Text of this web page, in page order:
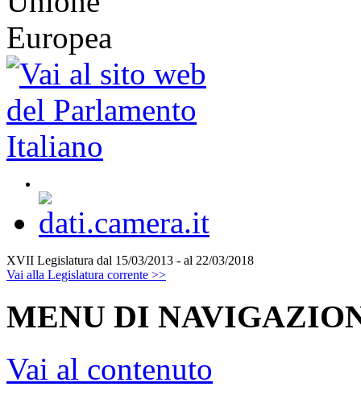
XVII Legislatura dal 15/03/2013 - al 22/03/2018
Vai alla Legislatura corrente >>
MENU DI
Vai al contenuto